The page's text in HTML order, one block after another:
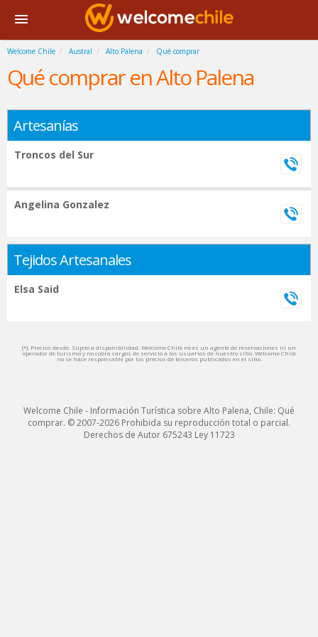
Welcome Chile Austral Alto Palena Qué comprar
Qué comprar en Alto Palena
Artesanías
Troncos del Sur
Angelina Gonzalez
Tejidos Artesanales
Elsa Said
(*): Precios desde. Sujeto a disponibilidad. Welcome Chile no es un agente de reservaciones ni un
operador de turismo y no cobra cargos de servicio a los usuarios de nuestro sitio. Welcome Chile
no se hace responsable por los precios de terceros publicados en el sitio.
Welcome Chile - Información Turística sobre Alto Palena, Chile: Qué
comprar. © 2007-2026 Prohibida su reproducción total o parcial.
Derechos de Autor 675243 Ley 11723